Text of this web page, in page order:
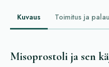
Kuvaus Toimitus ja
Misoprostoli ja sen